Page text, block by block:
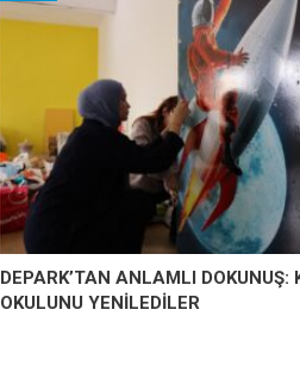
DEPARK’TAN ANLAMLI DOKUNUŞ:
OKULUNU YENİLEDİLER